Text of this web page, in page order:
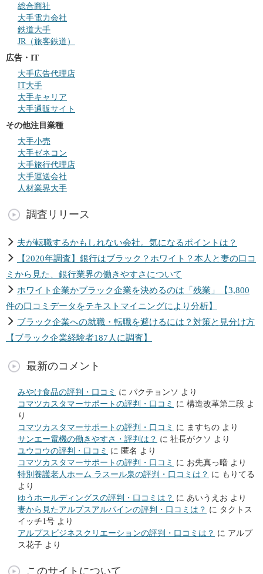
総合商社
大手電力会社
鉄道大手
JR（旅客鉄道）
広告・IT
大手広告代理店
IT大手
大手キャリア
大手通販サイト
その他注目業種
大手小売
大手ゼネコン
大手旅行代理店
大手運送会社
人材業界大手
調査リリース
夫が転職するかもしれない会社。気になるポイントは？
【2020年調査】銀行はブラック？ホワイト？本人と妻の口コ
ミから見た、銀行業界の働きやすさについて
ホワイト企業かブラック企業を決めるのは「残業」【3,800
件の口コミデータをテキストマイニングにより分析】
ブラック企業への就職・転職を避けるには？対策と見分け方
【ブラック企業経験者187人に調査】
最新のコメント
みやけ食品の評判・口コミ に パクチョンソ より
コマツカスタマーサポートの評判・口コミ に 構造改革第二段 よ
り
コマツカスタマーサポートの評判・口コミ に ますちの より
サンエー電機の働きやすさ・評判は？ に 社長がクソ より
ユウコウの評判・口コミ に 匿名 より
コマツカスタマーサポートの評判・口コミ に お先真っ暗 より
特別養護老人ホーム ラスール泉の評判・口コミは？ に もりてる
より
ゆうホールディングスの評判・口コミは？ に あいうえお より
妻から見たアルプスアルパインの評判・口コミは？ に タクトス
イッチ1号 より
アルプスビジネスクリエーションの評判・口コミは？ に アルプ
ス花子 より
このサイトについて